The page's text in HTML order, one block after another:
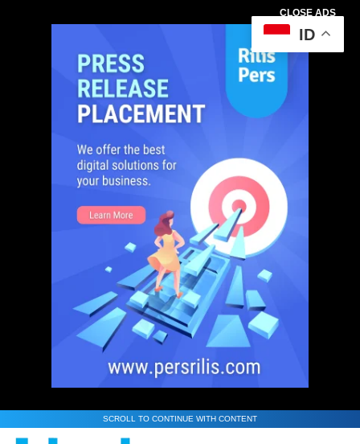
CLOSE ADS
SCROLL TO CONTINUE WITH CONTENT
ID